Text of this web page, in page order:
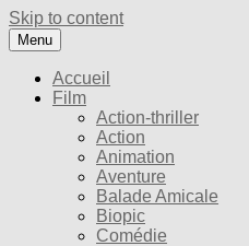
Skip to content
Menu
Accueil
Film
Action-thriller
Action
Animation
Aventure
Balade Amicale
Biopic
Comédie